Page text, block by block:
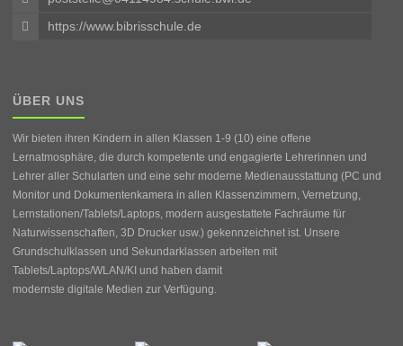
https://www.bibrisschule.de
ÜBER UNS
Wir bieten ihren Kindern in allen Klassen 1-9 (10) eine offene
Lernatmosphäre, die durch kompetente und engagierte Lehrerinnen und
Lehrer aller Schularten und eine sehr moderne Medienausstattung (PC und
Monitor und Dokumentenkamera in allen Klassenzimmern, Vernetzung,
Lernstationen/Tablets/Laptops, modern ausgestattete Fachräume für
Naturwissenschaften, 3D Drucker usw.) gekennzeichnet ist. Unsere
Grundschulklassen und Sekundarklassen arbeiten mit
Tablets/Laptops/WLAN/KI und haben damit
modernste digitale Medien zur Verfügung.